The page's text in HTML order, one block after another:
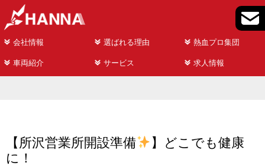
会社情報 選ばれる理由 熱血プロ集団
車両紹介 サービス 求人情報
【所沢営業所開設準備
】どこでも健康
に！